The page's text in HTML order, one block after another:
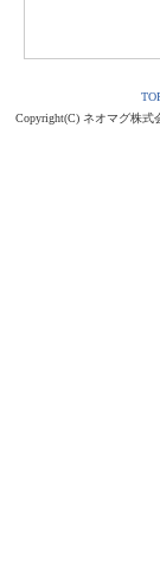
Copyright(C) ネオマグ株式